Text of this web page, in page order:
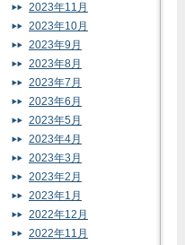
2023年11月
2023年10月
2023年9月
2023年8月
2023年7月
2023年6月
2023年5月
2023年4月
2023年3月
2023年2月
2023年1月
2022年12月
2022年11月